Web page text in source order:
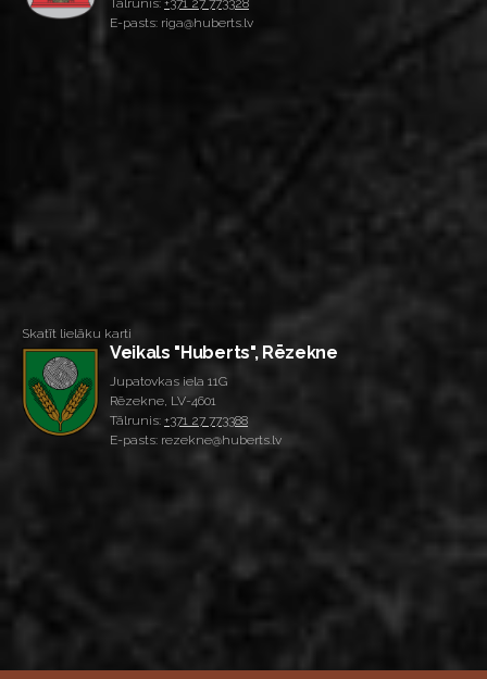
Tālrunis: +371 27 773328
E-pasts: riga@huberts.lv
Skatīt lielāku karti
Veikals "Huberts", Rēzekne
Jupatovkas iela 11G
Rēzekne, LV-4601
Tālrunis: +371 27 773388
E-pasts: rezekne@huberts.lv